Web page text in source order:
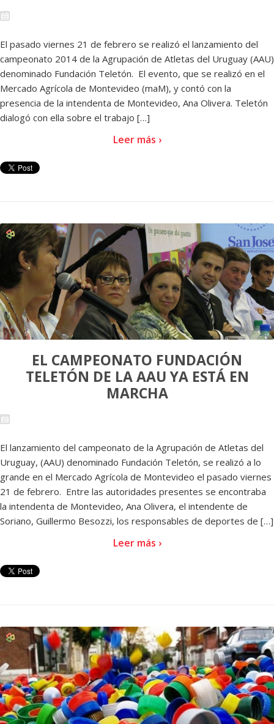
El pasado viernes 21 de febrero se realizó el lanzamiento del
campeonato 2014 de la Agrupación de Atletas del Uruguay (AAU)
denominado Fundación Teletón. El evento, que se realizó en el
Mercado Agrícola de Montevideo (maM), y contó con la
presencia de la intendenta de Montevideo, Ana Olivera. Teletón
dialogó con ella sobre el trabajo […]
Leer más ›
EL CAMPEONATO FUNDACIÓN
TELETÓN DE LA AAU YA ESTÁ EN
MARCHA
El lanzamiento del campeonato de la Agrupación de Atletas del
Uruguay, (AAU) denominado Fundación Teletón, se realizó a lo
grande en el Mercado Agrícola de Montevideo el pasado viernes
21 de febrero. Entre las autoridades presentes se encontraba
la intendenta de Montevideo, Ana Olivera, el intendente de
Soriano, Guillermo Besozzi, los responsables de deportes de […]
Leer más ›